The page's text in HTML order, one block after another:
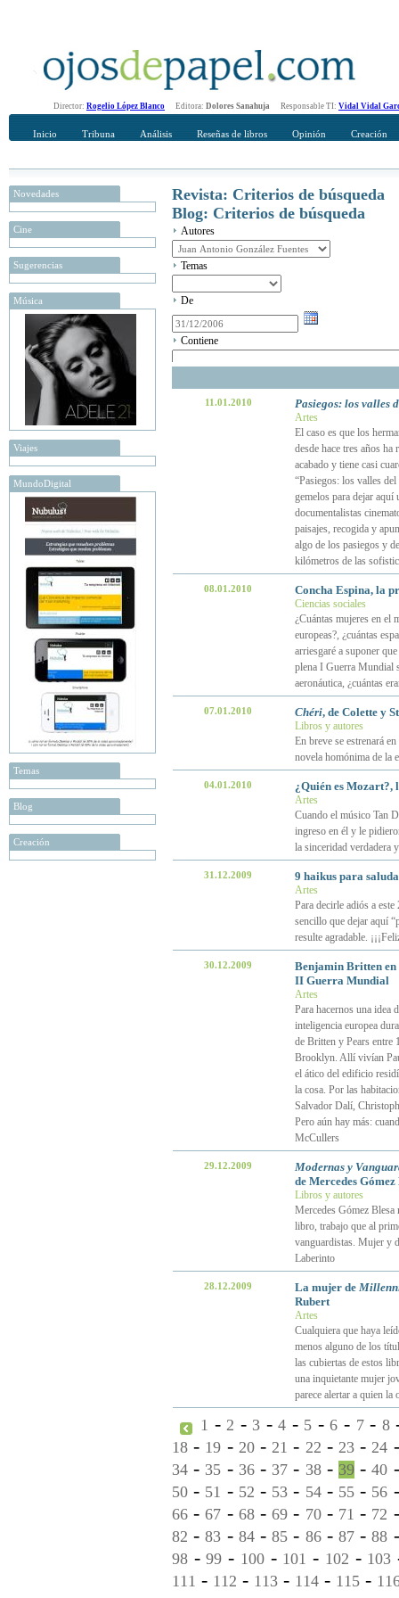
Director: Rogelio López Blanco Editora: Dolores Sanahuja Responsable TI: Vidal Vidal
Inicio Tribuna Análisis Reseñas de libros Opinión Creación
Novedades
Cine
Sugerencias
Música
Viajes
MundoDigital
Temas
Blog
Creación
Revista: Criterios de búsqueda
Blog: Criterios de búsqueda
Autores
Temas
De
Contiene
11.01.2010 Pasiegos: los valles
Artes
El caso es que los
desde hace tres años
acabado y tiene casi
“Pasiegos: los valles
gemelos para dejar aquí
documentalistas
paisajes, recogida y
algo de los pasiegos y
kilómetros de las
08.01.2010 Concha Espina, la
Ciencias sociales
¿Cuántas mujeres en el
europeas?, ¿cuántas
arriesgaré a suponer
plena I Guerra Mundial
aeronáutica, ¿cuántas
07.01.2010 Chéri, de Colette y
Libros y autores
En breve se estrenará
novela homónima de la
04.01.2010 ¿Quién es Mozart?,
Artes
Cuando el músico Tan
ingreso en él y le
la sinceridad verdadera
31.12.2009 9 haikus para
Artes
Para decirle adiós a
sencillo que dejar aquí
resulte agradable.
30.12.2009
Benjamin Britten en
II Guerra Mundial
Artes
Para hacernos una idea
inteligencia europea
de Britten y Pears entre
Brooklyn. Allí vivían
el ático del edificio
la cosa. Por las
Salvador Dalí,
Pero aún hay más:
McCullers
29.12.2009
Modernas y
de Mercedes Gómez
Libros y autores
Mercedes Gómez Blesa
libro, trabajo que al
vanguardistas. Mujer y
Laberinto
28.12.2009 La mujer de
Rubert
Artes
Cualquiera que haya
menos alguno de los
las cubiertas de estos
una inquietante mujer
parece alertar a quien
1 -2 - 3 -4 - 5 -6 - 7- 8
18 - 19 - 20-21 - 22 - 23-24
34 - 35 - 36- 37 - 38- 39 -40
50 - 51 - 52 - 53 - 54- 55- 56
66 -67 - 68-69 - 70- 71 - 72
82 -83 - 84-85 - 86- 87-88
98 -99 - 100- 101 - 102 - 103
111 - 112 - 113 - 114 - 115 -